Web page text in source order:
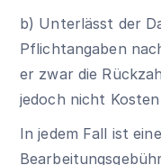
b) Unterlässt der
Pflichtangaben
er zwar die
jedoch nicht
In jedem Fall ist